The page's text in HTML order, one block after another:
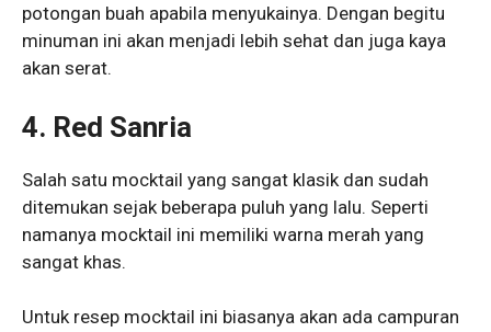
potongan buah apabila menyukainya. Dengan begitu
minuman ini akan menjadi lebih sehat dan juga kaya
akan serat.
4. Red Sanria
Salah satu mocktail yang sangat klasik dan sudah
ditemukan sejak beberapa puluh yang lalu. Seperti
namanya mocktail ini memiliki warna merah yang
sangat khas.
Untuk resep mocktail ini biasanya akan ada campuran